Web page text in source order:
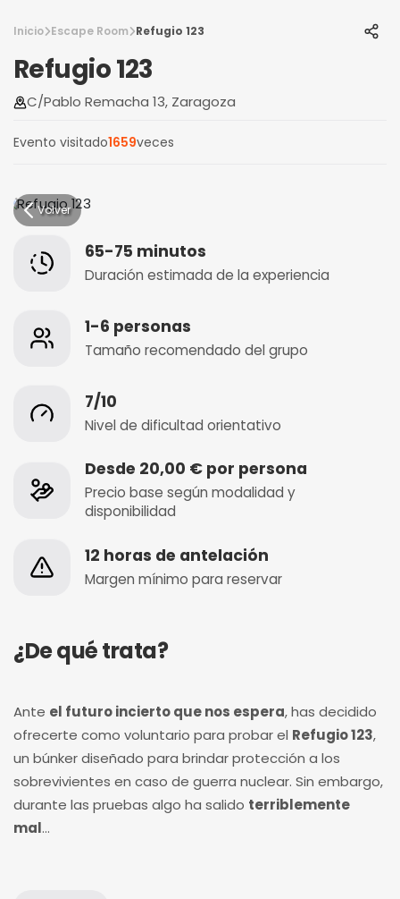
Inicio Escape Room Refugio 123
Refugio 123
C/Pablo Remacha 13, Zaragoza
Evento visitado1659veces
Volver
65-75 minutos
Duración estimada de la experiencia
1-6 personas
Tamaño recomendado del grupo
7/10
Nivel de dificultad orientativo
Desde 20,00 € por persona
Precio base según modalidad y
disponibilidad
12 horas de antelación
Margen mínimo para reservar
¿De qué trata?
Ante el futuro incierto que nos espera, has decidido
ofrecerte como voluntario para probar el Refugio 123,
un búnker diseñado para brindar protección a los
sobrevivientes en caso de guerra nuclear. Sin embargo,
durante las pruebas algo ha salido terriblemente
mal...